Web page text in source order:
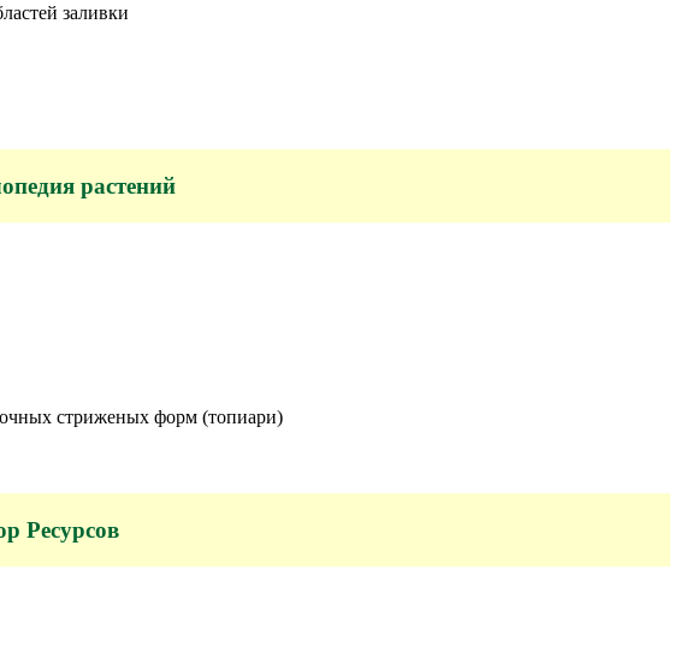
заливки
растений
стриженых форм (топиари)
Ресурсов